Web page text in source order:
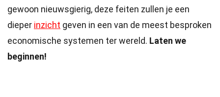
gewoon nieuwsgierig, deze feiten zullen je een
dieper inzicht geven in een van de meest besproken
economische systemen ter wereld. Laten we
beginnen!